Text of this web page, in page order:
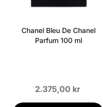
Chanel Bleu De Chanel
Parfum 100 ml
2.375,00 kr